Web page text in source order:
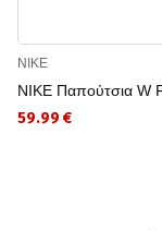
NIKE
NIKE Παπούτσια W
59.99 €